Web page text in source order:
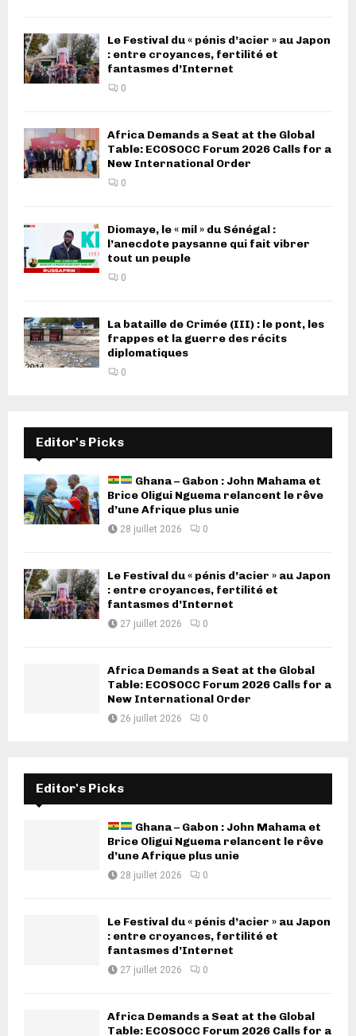
Le Festival du « pénis d’acier » au Japon
: entre croyances, fertilité et
fantasmes d’Internet
0
Africa Demands a Seat at the Global
Table: ECOSOCC Forum 2026 Calls for a
New International Order
0
Diomaye, le « mil » du Sénégal :
l’anecdote paysanne qui fait vibrer
tout un peuple
0
La bataille de Crimée (III) : le pont, les
frappes et la guerre des récits
diplomatiques
0
Editor's Picks
Ghana – Gabon : John Mahama et
Brice Oligui Nguema relancent le rêve
d’une Afrique plus unie
28 juillet 2026 0
Le Festival du « pénis d’acier » au Japon
: entre croyances, fertilité et
fantasmes d’Internet
27 juillet 2026 0
Africa Demands a Seat at the Global
Table: ECOSOCC Forum 2026 Calls for a
New International Order
26 juillet 2026 0
Editor's Picks
Ghana – Gabon : John Mahama et
Brice Oligui Nguema relancent le rêve
d’une Afrique plus unie
28 juillet 2026 0
Le Festival du « pénis d’acier » au Japon
: entre croyances, fertilité et
fantasmes d’Internet
27 juillet 2026 0
Africa Demands a Seat at the Global
Table: ECOSOCC Forum 2026 Calls for a